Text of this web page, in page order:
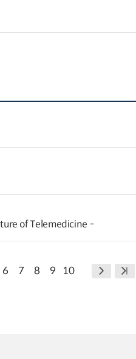
of Telemedicine -
6 7 8 9 10